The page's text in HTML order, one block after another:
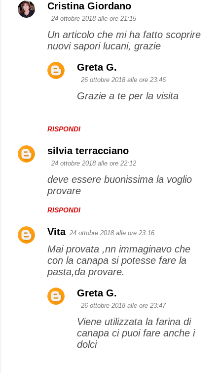
Cristina Giordano
24 ottobre 2018 alle ore 21:15
Un articolo che mi ha fatto scoprire
nuovi sapori lucani, grazie
RISPONDI
Greta G.
26 ottobre 2018 alle ore 23:46
Grazie a te per la visita
silvia terracciano
24 ottobre 2018 alle ore 22:12
deve essere buonissima la voglio
provare
RISPONDI
Vita 24 ottobre 2018 alle ore 23:16
Mai provata ,nn immaginavo che
con la canapa si potesse fare la
pasta,da provare.
Greta G.
26 ottobre 2018 alle ore 23:47
Viene utilizzata la farina di
canapa ci puoi fare anche i
dolci